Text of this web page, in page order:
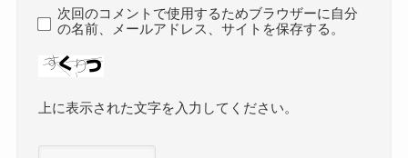
次回のコメントで使用するためブラウザーに自分
の名前、メールアドレス、サイトを保存する。
上に表示された文字を入力してください。